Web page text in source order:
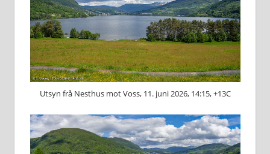
Utsyn frå Nesthus mot Voss, 11. juni 2026, 14:15, +13C